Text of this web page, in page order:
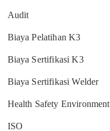
Audit
Biaya Pelatihan K3
Biaya Sertifikasi K3
Biaya Sertifikasi Welder
Health Safety Environment
ISO